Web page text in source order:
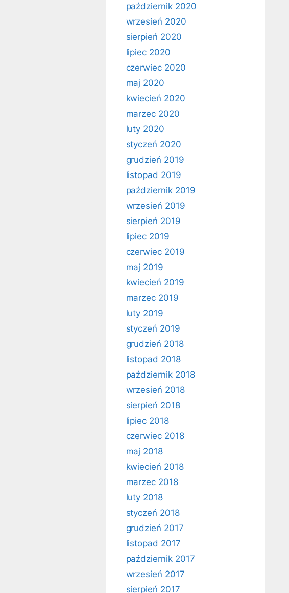
październik 2020
wrzesień 2020
sierpień 2020
lipiec 2020
czerwiec 2020
maj 2020
kwiecień 2020
marzec 2020
luty 2020
styczeń 2020
grudzień 2019
listopad 2019
październik 2019
wrzesień 2019
sierpień 2019
lipiec 2019
czerwiec 2019
maj 2019
kwiecień 2019
marzec 2019
luty 2019
styczeń 2019
grudzień 2018
listopad 2018
październik 2018
wrzesień 2018
sierpień 2018
lipiec 2018
czerwiec 2018
maj 2018
kwiecień 2018
marzec 2018
luty 2018
styczeń 2018
grudzień 2017
listopad 2017
październik 2017
wrzesień 2017
sierpień 2017